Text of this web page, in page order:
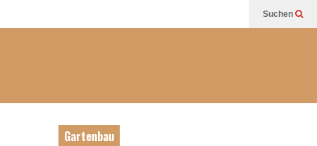
Suchen
Gartenbau